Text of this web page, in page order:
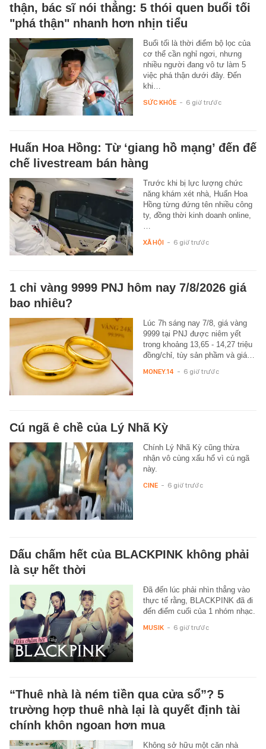
thận, bác sĩ nói thẳng: 5 thói quen buổi tối
"phá thận" nhanh hơn nhịn tiểu
Buổi tối là thời điểm bộ lọc của
cơ thể cần nghỉ ngơi, nhưng
nhiều người đang vô tư làm 5
việc phá thận dưới đây. Đến
khi…
SỨC KHỎE - 6 giờ trước
Huấn Hoa Hồng: Từ ‘giang hồ mạng’ đến đế
chế livestream bán hàng
Trước khi bị lực lượng chức
năng khám xét nhà, Huấn Hoa
Hồng từng đứng tên nhiều công
ty, đồng thời kinh doanh online,
XÃ HỘI - 6 giờ trước
1 chỉ vàng 9999 PNJ hôm nay 7/8/2026 giá
bao nhiêu?
Lúc 7h sáng nay 7/8, giá vàng
9999 tại PNJ được niêm yết
trong khoảng 13,65 - 14,27 triệu
đồng/chỉ, tùy sản phầm và giá…
MONEY.14 - 6 giờ trước
Cú ngã ê chề của Lý Nhã Kỳ
Chính Lý Nhã Kỳ cũng thừa
nhận vô cùng xấu hổ vì cú ngã
này.
CINE - 6 giờ trước
Dấu chấm hết của BLACKPINK không phải
là sự hết thời
Đã đến lúc phải nhìn thẳng vào
thực tế rằng, BLACKPINK đã đi
đến điểm cuối của 1 nhóm nhạc.
MUSIK - 6 giờ trước
“Thuê nhà là ném tiền qua cửa sổ”? 5
trường hợp thuê nhà lại là quyết định tài
chính khôn ngoan hơn mua
Không sở hữu một căn nhà